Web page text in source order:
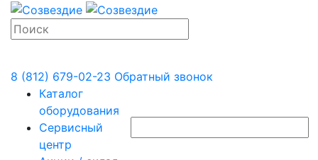
8 (812) 679-02-23 Обратный звонок
Каталог
оборудования
Сервисный
центр